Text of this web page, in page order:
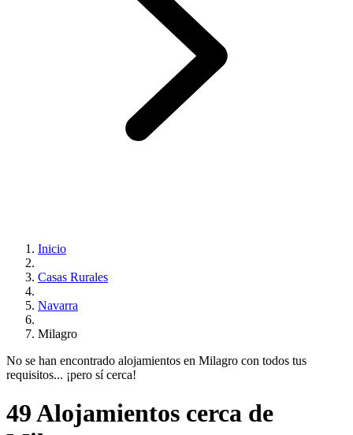
Inicio
Casas Rurales
Navarra
Milagro
No se han encontrado alojamientos en Milagro con todos tus
requisitos... ¡pero sí cerca!
49 Alojamientos cerca de